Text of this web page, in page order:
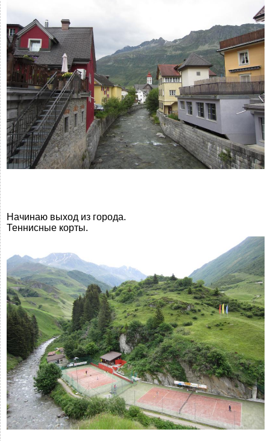
Начинаю выход из города.
Теннисные корты.